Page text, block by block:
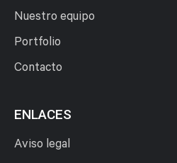
Nuestro equipo
Portfolio
Contacto
ENLACES
Aviso legal